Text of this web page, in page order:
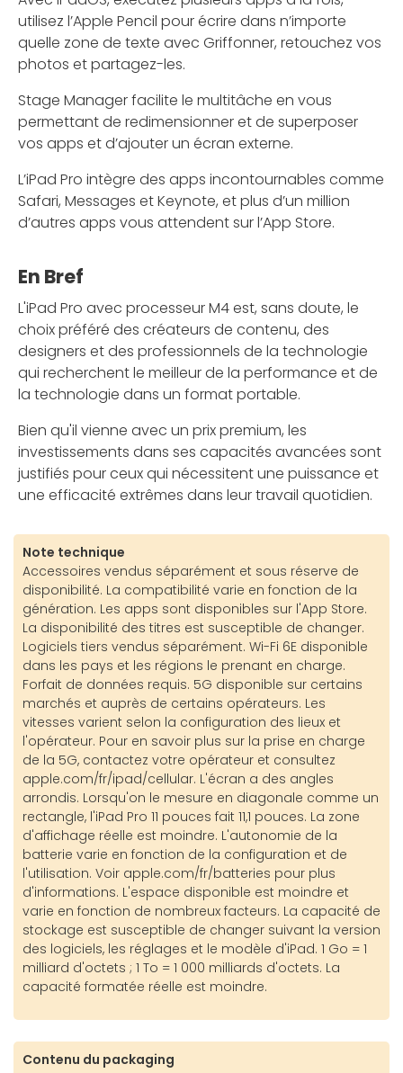
utilisez l’Apple Pencil pour écrire dans n’importe
quelle zone de texte avec Griffonner, retouchez vos
photos et partagez-les.
Stage Manager facilite le multitâche en vous
permettant de redimensionner et de superposer
vos apps et d’ajouter un écran externe.
L’iPad Pro intègre des apps incontournables comme
Safari, Messages et Keynote, et plus d’un million
d’autres apps vous attendent sur l’App Store.
En Bref
L'iPad Pro avec processeur M4 est, sans doute, le
choix préféré des créateurs de contenu, des
designers et des professionnels de la technologie
qui recherchent le meilleur de la performance et de
la technologie dans un format portable.
Bien qu'il vienne avec un prix premium, les
investissements dans ses capacités avancées sont
justifiés pour ceux qui nécessitent une puissance et
une efficacité extrêmes dans leur travail quotidien.
Note technique
Accessoires vendus séparément et sous réserve de
disponibilité. La compatibilité varie en fonction de la
génération. Les apps sont disponibles sur l'App Store.
La disponibilité des titres est susceptible de changer.
Logiciels tiers vendus séparément. Wi-Fi 6E disponible
dans les pays et les régions le prenant en charge.
Forfait de données requis. 5G disponible sur certains
marchés et auprès de certains opérateurs. Les
vitesses varient selon la configuration des lieux et
l'opérateur. Pour en savoir plus sur la prise en charge
de la 5G, contactez votre opérateur et consultez
apple.com/fr/ipad/cellular. L'écran a des angles
arrondis. Lorsqu'on le mesure en diagonale comme un
rectangle, l'iPad Pro 11 pouces fait 11,1 pouces. La zone
d'affichage réelle est moindre. L'autonomie de la
batterie varie en fonction de la configuration et de
l'utilisation. Voir apple.com/fr/batteries pour plus
d'informations. L'espace disponible est moindre et
varie en fonction de nombreux facteurs. La capacité de
stockage est susceptible de changer suivant la version
des logiciels, les réglages et le modèle d'iPad. 1 Go = 1
milliard d'octets ; 1 To = 1 000 milliards d'octets. La
capacité formatée réelle est moindre.
Contenu du packaging